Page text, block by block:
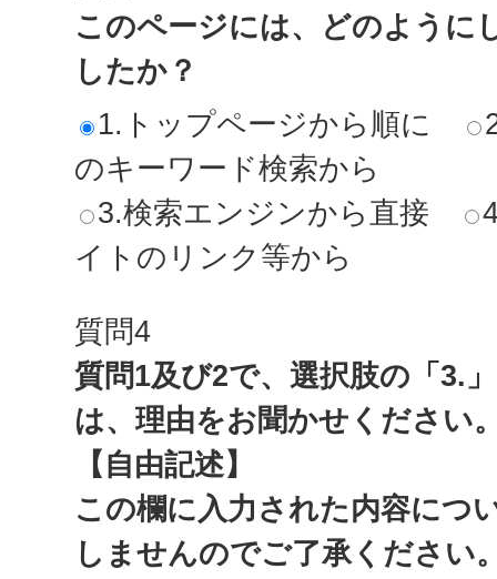
このページには、どのように
したか？
1.トップページから順に
のキーワード検索から
3.検索エンジンから直接
イトのリンク等から
質問4
質問1及び2で、選択肢の「3.
は、理由をお聞かせください
【自由記述】
この欄に入力された内容につ
しませんのでご了承ください